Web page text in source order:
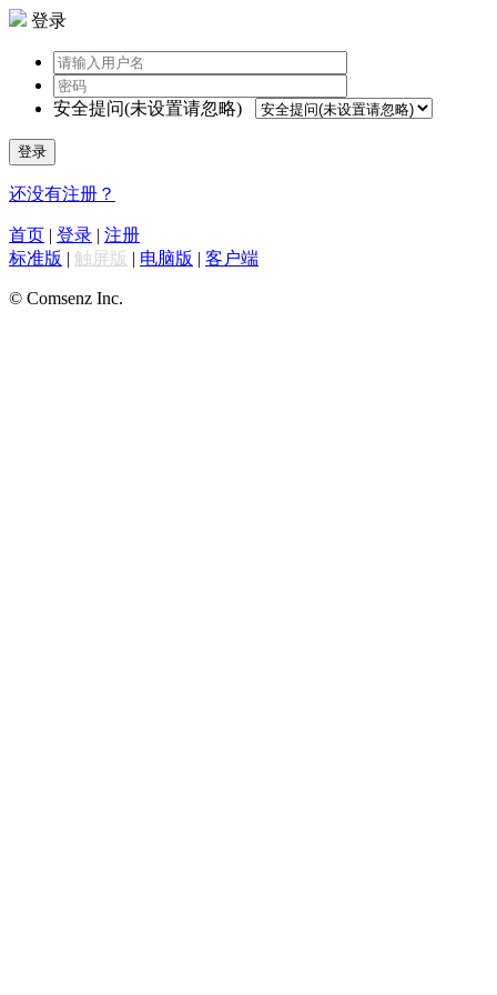
登录
安全提问(未设置请忽略)
登录
还没有注册？
首页 | 登录 | 注册
标准版 | 触屏版 | 电脑版 | 客户端
© Comsenz Inc.